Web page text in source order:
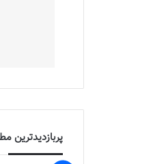
پربازدیدترین